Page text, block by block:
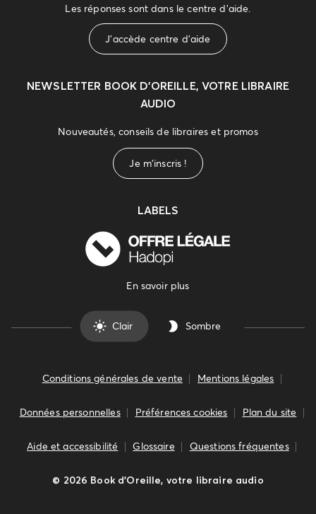
Les réponses sont dans le centre d'aide.
J'accède centre d'aide
NEWSLETTER BOOK D’OREILLE, VOTRE LIBRAIRE
AUDIO
Nouveautés, conseils de libraires et promos
Je m'inscris !
LABELS
En savoir plus
Clair Sombre
Conditions générales de vente Mentions légales
Données personnelles Préférences cookies Plan du site
Aide et accessibilité Glossaire Questions fréquentes
© 2026 Book d’Oreille, votre libraire audio